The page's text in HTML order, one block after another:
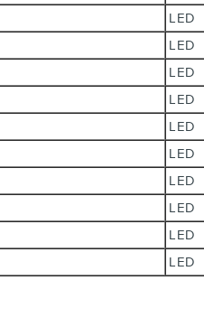
LED
LED
LED
LED
LED
LED
LED
LED
LED
LED